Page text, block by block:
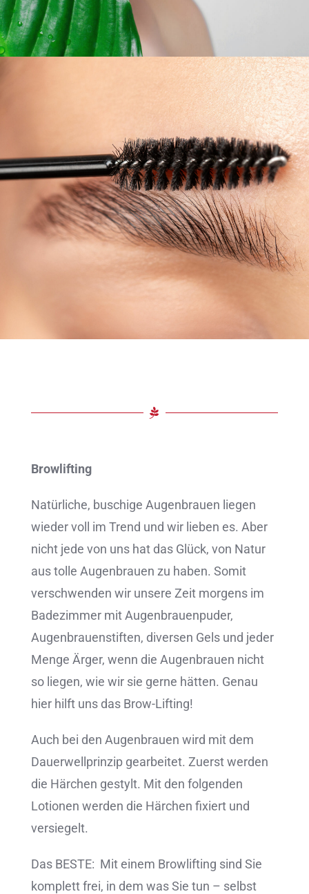
Browlifting
Natürliche, buschige Augenbrauen liegen
wieder voll im Trend und wir lieben es. Aber
nicht jede von uns hat das Glück, von Natur
aus tolle Augenbrauen zu haben. Somit
verschwenden wir unsere Zeit morgens im
Badezimmer mit Augenbrauenpuder,
Augenbrauenstiften, diversen Gels und jeder
Menge Ärger, wenn die Augenbrauen nicht
so liegen, wie wir sie gerne hätten. Genau
hier hilft uns das Brow-Lifting!
Auch bei den Augenbrauen wird mit dem
Dauerwellprinzip gearbeitet. Zuerst werden
die Härchen gestylt. Mit den folgenden
Lotionen werden die Härchen fixiert und
versiegelt.
Das BESTE: Mit einem Browlifting sind Sie
komplett frei, in dem was Sie tun – selbst